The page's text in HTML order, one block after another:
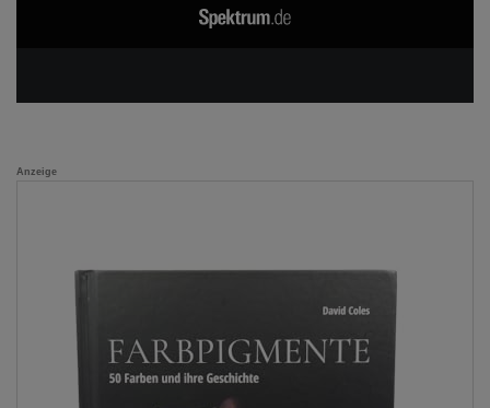
Anzeige